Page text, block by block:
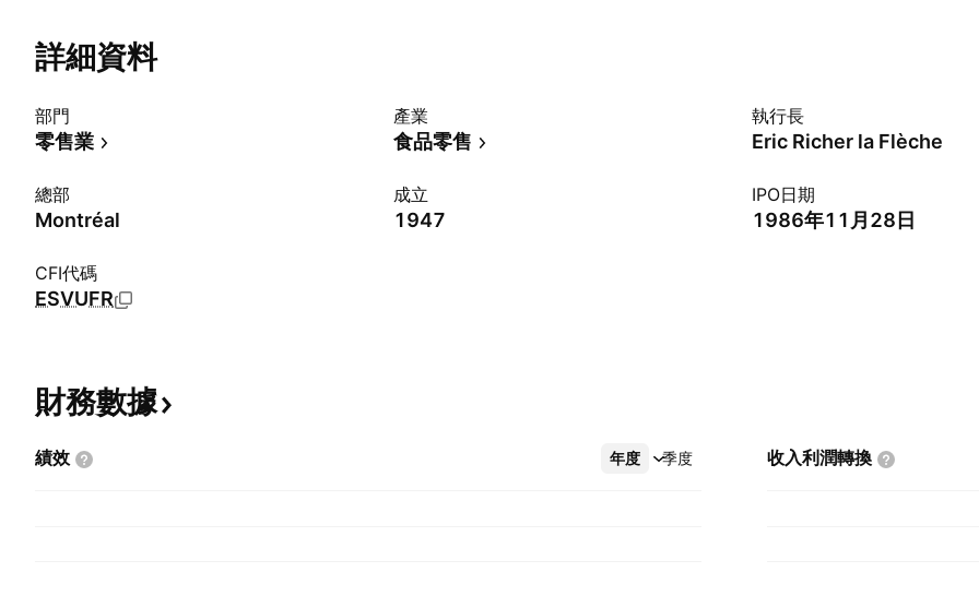
詳細資料
部門
零售業
產業
食品零售
執行長
Eric Richer la Flèche
總部
Montréal
成立
1947
IPO日期
1986年11月28日
CFI代碼
ESVUFR
財務數據
績效 年度 季度
更多 收入利潤轉換